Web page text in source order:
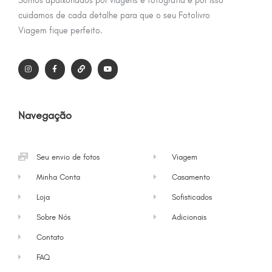
cuidamos de cada detalhe para que o seu Fotolivro
Viagem fique perfeito.
Navegação
Seu envio de fotos
Minha Conta
Loja
Sobre Nós
Contato
FAQ
Viagem
Casamento
Sofisticados
Adicionais